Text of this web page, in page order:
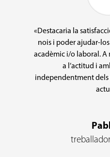
«Destacaria la
nois i poder ajudar-
acadèmic i/o laboral. A
a l’actitud i
independentment dels